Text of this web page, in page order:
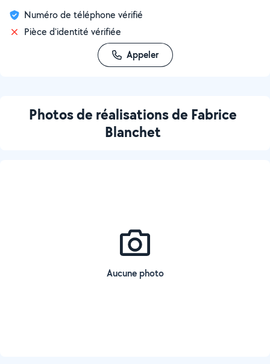
Numéro de téléphone vérifié
Pièce d'identité vérifiée
Appeler
Photos de réalisations de Fabrice
Blanchet
Aucune photo